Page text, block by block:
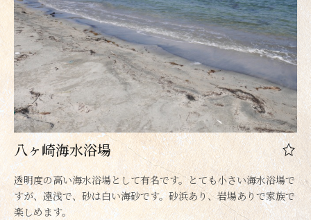
八ヶ崎海水浴場
透明度の高い海水浴場として有名です。とても小さい海水浴場で
すが、遠浅で、砂は白い海砂です。砂浜あり、岩場ありで家族で
楽しめます。